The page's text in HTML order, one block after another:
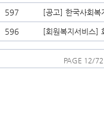
597 [공고] 한국사회복
596 [회원복지서비스]
PAGE 12/72